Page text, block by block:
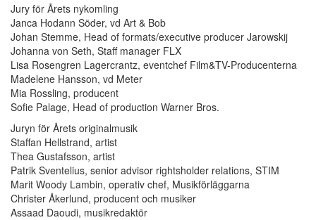
Jury för Årets nykomling
Janca Hodann Söder, vd Art & Bob
Johan Stemme, Head of formats/executive producer Jarowskij
Johanna von Seth, Staff manager FLX
Lisa Rosengren Lagercrantz, eventchef Film&TV-Producenterna
Madelene Hansson, vd Meter
Mia Rossling, producent
Sofie Palage, Head of production Warner Bros.
Juryn för Årets originalmusik
Staffan Hellstrand, artist
Thea Gustafsson, artist
Patrik Sventelius, senior advisor rightsholder relations, STIM
Marit Woody Lambin, operativ chef, Musikförläggarna
Christer Åkerlund, producent och musiker
Assaad Daoudi, musikredaktör